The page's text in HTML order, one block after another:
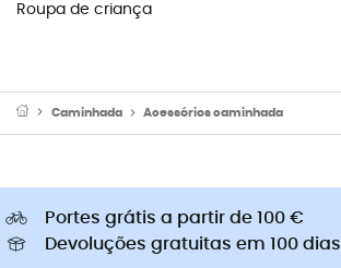
Roupa de criança
Caminhada Acessórios caminhada
Portes grátis a partir de 100 €
Devoluções gratuitas em 100 dias